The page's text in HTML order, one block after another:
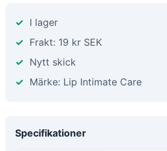
I lager
Frakt: 19 kr SEK
Nytt skick
Märke: Lip Intimate Care
Specifikationer